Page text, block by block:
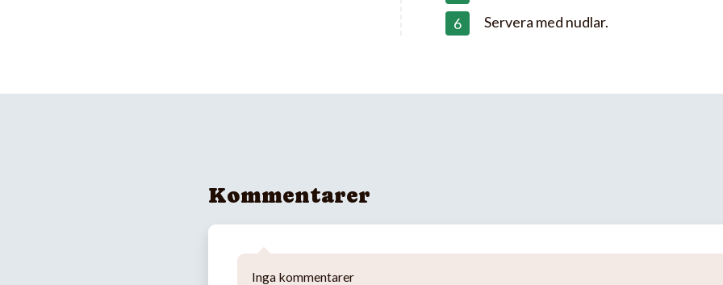
Servera med nudlar.
Kommentarer
Inga kommentarer